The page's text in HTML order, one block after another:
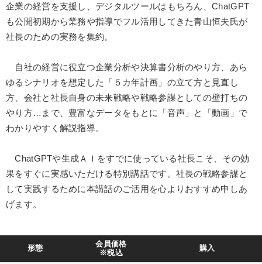
カテゴリー
社員が自律的に動き出す組織づくり 【2月】音声・映像
最新トレンドと時代の潮流を押さえる
2025年夏季全国経営者セミナー収録講演ＣＤ・講演ＤＶＤ・デジ
タル版（音声／動画ストリーミング・ダウンロード）
【3月】音声・映像
目的別
企業の経営を支援し、デジタルツールはもちろん、ChatGPT
も公開初期から業務や指導でフル活用してきた青山恒夫氏が
社長のための実務を集約。
自社の経営に役立つ企業分析や決算書分析のやり方、あら
ゆるシナリオを想定した「５カ年計画」の立て方と見直し
方、会社と社長自身の未来戦略や戦略参謀としての壁打ちの
やり方…まで、豊富なデータをもとに「音声」と「動画」で
わかりやすく解説指導。
ChatGPTや生成ＡＩをすでに使っている社長こそ、その効
果をすぐに実感いただける特別講話です。社長の戦略参謀と
して実践するために本講話のご活用を心よりおすすめ申しあ
げます。
形態
会員価格
※税込
購入